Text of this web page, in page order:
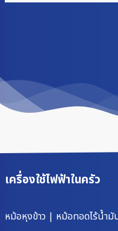
เครื่องใช้ไฟฟ้าในครัว
หม้อหุงข้าว | หม้อทอดไร้น้ำมั